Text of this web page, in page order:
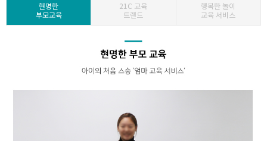
현명한
부모교육
21C 교육
트랜드
행복한 놀이
교육 서비스